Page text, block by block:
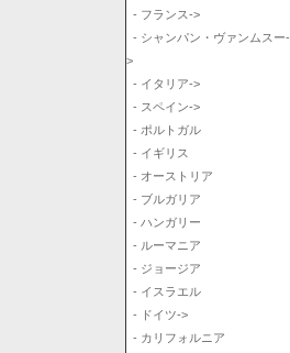
- フランス->
- シャンパン・ヴァンムスー-
>
- イタリア->
- スペイン->
- ポルトガル
- イギリス
- オーストリア
- ブルガリア
- ハンガリー
- ルーマニア
- ジョージア
- イスラエル
- ドイツ->
- カリフォルニア